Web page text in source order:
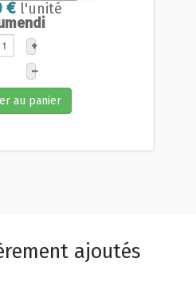
€ l'unité
+
–
au panier
ajoutés